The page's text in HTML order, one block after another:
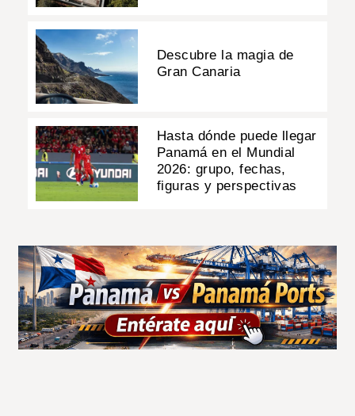
Descubre la magia de
Gran Canaria
Hasta dónde puede llegar
Panamá en el Mundial
2026: grupo, fechas,
figuras y perspectivas